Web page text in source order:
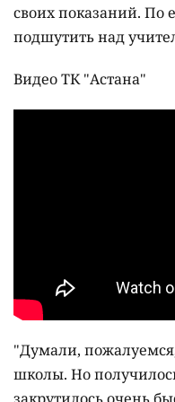
своих показаний. По
подшутить над
Видео ТК "Астана"
"Думали,
школы. Но